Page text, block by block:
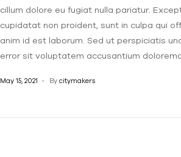
cillum dolore eu fugiat nulla pariatur.
cupidatat non proident, sunt in culpa qui
anim id est laborum. Sed ut perspiciatis
error sit voluptatem accusantium
May 15, 2021 By citymakers